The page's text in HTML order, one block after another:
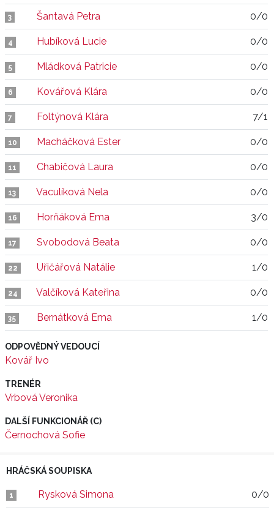
3 Šantavá Petra 0/0
4 Hubíková Lucie 0/0
5 Mládková Patricie 0/0
6 Kovářová Klára 0/0
7 Foltýnová Klára 7/1
10 Macháčková Ester 0/0
11 Chabičová Laura 0/0
13 Vaculíková Nela 0/0
16 Horňáková Ema 3/0
17 Svobodová Beata 0/0
22 Uřičářová Natálie 1/0
24 Valčíková Kateřina 0/0
35 Bernátková Ema 1/0
ODPOVĚDNÝ VEDOUCÍ
Kovář Ivo
TRENÉR
Vrbová Veronika
DALŠÍ FUNKCIONÁŘ (C)
Černochová Sofie
HRÁČSKÁ SOUPISKA
1 Rysková Simona 0/0